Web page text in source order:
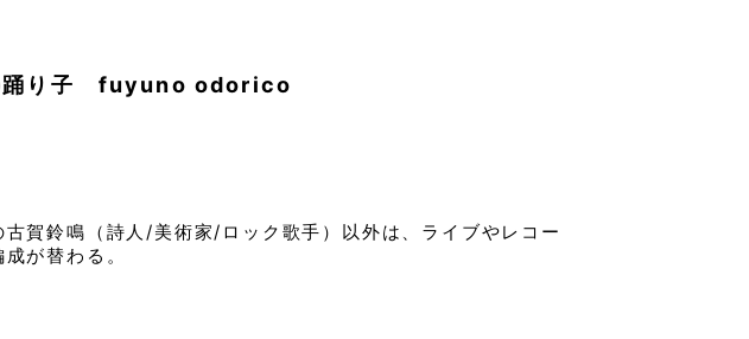
踊り子 fuyuno odorico
賀鈴鳴（詩人/美術家/ロック歌手）以外は、ライブやレコー
が替わる。